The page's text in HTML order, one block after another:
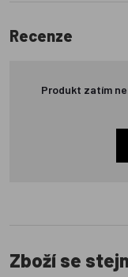
Recenze
Produkt zatím
Zboží se